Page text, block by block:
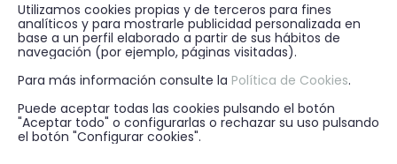
Utilizamos cookies propias y de terceros para fines
analíticos y para mostrarle publicidad personalizada en
base a un perfil elaborado a partir de sus hábitos de
navegación (por ejemplo, páginas visitadas).
Para más información consulte la Política de Cookies.
Puede aceptar todas las cookies pulsando el botón
"Aceptar todo" o configurarlas o rechazar su uso pulsando
el botón "Configurar cookies".